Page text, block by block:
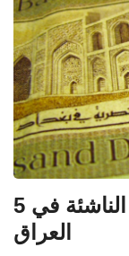
5 أسباب لفشل الشركات الناشئة في
العراق